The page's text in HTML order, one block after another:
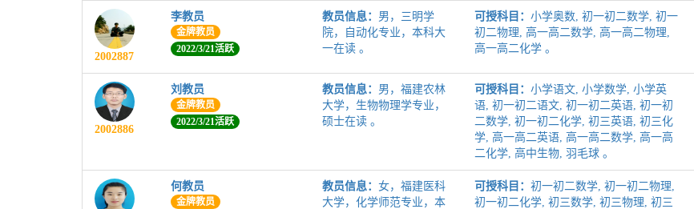
2002887
李教员
金牌教员
2022/3/21活跃
教员信息： 男，三明学
院，自动化专业，本科大
一在读 。
可授科目：小学奥数, 初一初二数学, 初一
初二物理, 高一高二数学, 高一高二物理,
高一高二化学 。
2002886
刘教员
金牌教员
2022/3/21活跃
教员信息： 男，福建农林
大学，生物物理学专业，
硕士在读 。
可授科目：小学语文, 小学数学, 小学英
语, 初一初二语文, 初一初二英语, 初一初
二数学, 初一初二化学, 初三英语, 初三化
学, 高一高二英语, 高一高二数学, 高一高
二化学, 高中生物, 羽毛球 。
何教员
金牌教员
教员信息：女，福建医科
大学，化学师范专业，本
可授科目：初一初二数学, 初一初二物理,
初一初二化学, 初三数学, 初三物理, 初三